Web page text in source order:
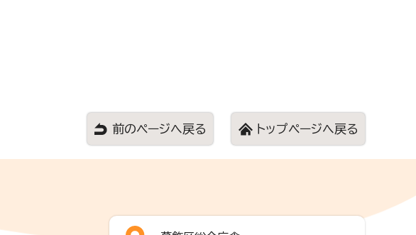
前のページへ戻る トップページへ戻る